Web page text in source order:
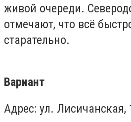
живой очереди.
отмечают, что всё
старательно.
Вариант
Адрес: ул. Лисичанская,